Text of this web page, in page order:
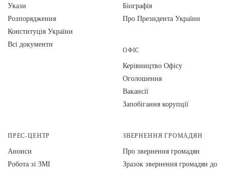
Укази
Розпорядження
Конституція України
Всі документи
Біографія
Про Президента України
ОФІС
Керівництво Офісу
Оголошення
Вакансії
Запобігання корупції
ПРЕС-ЦЕНТР
Анонси
Робота зі ЗМІ
ЗВЕРНЕННЯ ГРОМАДЯН
Про звернення громадян
Зразок звернення громадян до